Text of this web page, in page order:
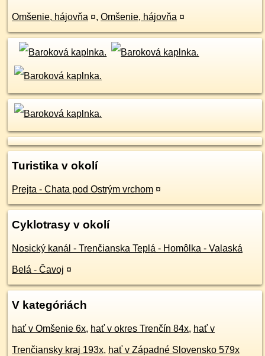
Omšenie, hájovňa ¤, Omšenie, hájovňa ¤
Turistika v okolí
Prejta - Chata pod Ostrým vrchom ¤
Cyklotrasy v okolí
Nosický kanál - Trenčianska Teplá - Homôlka - Valaská
Belá - Čavoj ¤
V kategóriách
hať v Omšenie 6x, hať v okres Trenčín 84x, hať v
Trenčiansky kraj 193x, hať v Západné Slovensko 579x